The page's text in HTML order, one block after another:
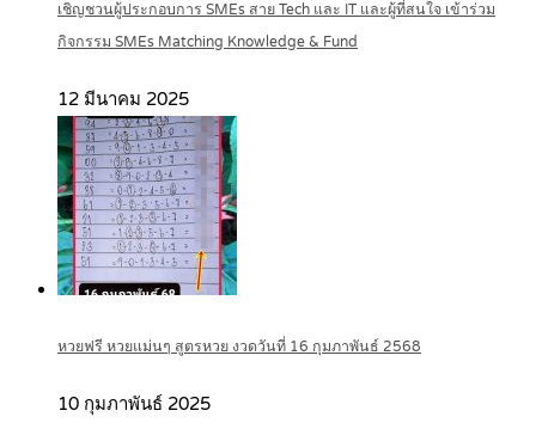
เชิญชวนผู้ประกอบการ SMEs สาย Tech และ IT และผู้ที่สนใจ เข้าร่วม
กิจกรรม SMEs Matching Knowledge & Fund
12 มีนาคม 2025
หวยฟรี หวยแม่นๆ สูตรหวย งวดวันที่ 16 กุมภาพันธ์ 2568
10 กุมภาพันธ์ 2025